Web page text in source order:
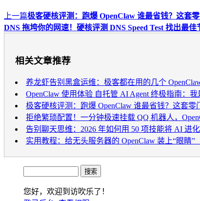
上一篇极客硬核评测：跑爆 OpenClaw 谁最省钱？这套
DNS 拖垮你的网速！硬核评测 DNS Speed Test 找出最佳
相关文章推荐
养龙虾告别黑盒运维：极客都在用的几个
OpenClaw 使用体验 自托管 AI Agent 终极指南：
极客硬核评测：跑爆 OpenClaw 谁最省钱？这套
拒绝繁琐配置！一分钟极速挂载 QQ 机器人，
告别聊天思维：2026 年如何用 50 项技能将 AI 进
实用教程：给无头服务器的 OpenClaw 装上“眼睛”
您好，欢迎到访吹乐了！